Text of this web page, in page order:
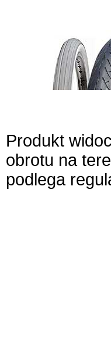
Produkt
obrotu na
podlega